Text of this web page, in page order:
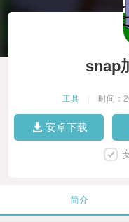
snap
工具 时间：
安卓下载
简介